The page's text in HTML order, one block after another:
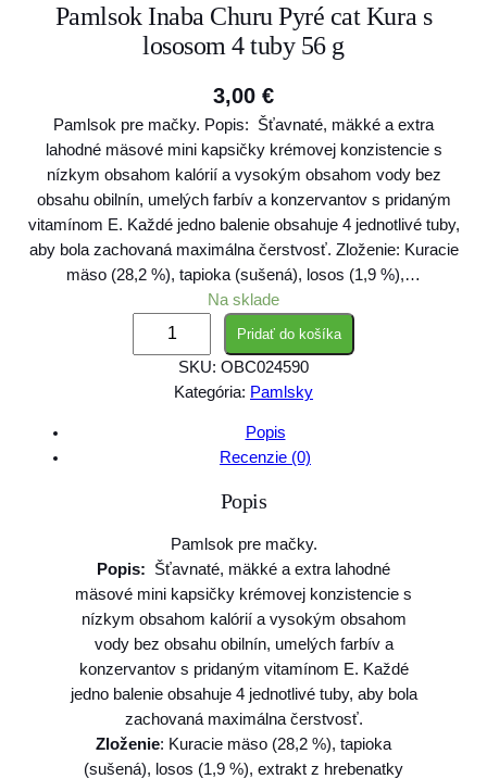
Pamlsok Inaba Churu Pyré cat Kura s
lososom 4 tuby 56 g
3,00 €
Pamlsok pre mačky. Popis: Šťavnaté, mäkké a extra
lahodné mäsové mini kapsičky krémovej konzistencie s
nízkym obsahom kalórií a vysokým obsahom vody bez
obsahu obilnín, umelých farbív a konzervantov s pridaným
vitamínom E. Každé jedno balenie obsahuje 4 jednotlivé tuby,
aby bola zachovaná maximálna čerstvosť. Zloženie: Kuracie
mäso (28,2 %), tapioka (sušená), losos (1,9 %),…
Na sklade
m
l
s
o
k
I
n
a
b
Pridať do košíka
SKU: OBC024590
Kategória: Pamlsky
Popis
Recenzie (0)
Popis
Pamlsok pre mačky.
Popis: Šťavnaté, mäkké a extra lahodné
mäsové mini kapsičky krémovej konzistencie s
nízkym obsahom kalórií a vysokým obsahom
vody bez obsahu obilnín, umelých farbív a
konzervantov s pridaným vitamínom E. Každé
jedno balenie obsahuje 4 jednotlivé tuby, aby bola
zachovaná maximálna čerstvosť.
Zloženie: Kuracie mäso (28,2 %), tapioka
(sušená), losos (1,9 %), extrakt z hrebenatky